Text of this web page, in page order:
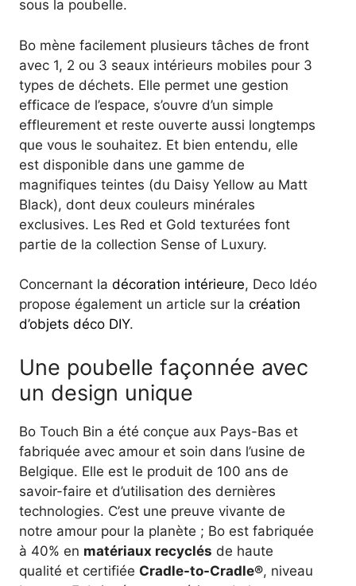
sous la poubelle.
Bo mène facilement plusieurs tâches de front
avec 1, 2 ou 3 seaux intérieurs mobiles pour 3
types de déchets. Elle permet une gestion
efficace de l’espace, s’ouvre d’un simple
effleurement et reste ouverte aussi longtemps
que vous le souhaitez. Et bien entendu, elle
est disponible dans une gamme de
magnifiques teintes (du Daisy Yellow au Matt
Black), dont deux couleurs minérales
exclusives. Les Red et Gold texturées font
partie de la collection Sense of Luxury.
Concernant ladécoration intérieure, Deco Idéo
propose également un article sur lacréation
d’objets déco DIY.
Une poubelle façonnée avec
un design unique
Bo Touch Bin a été conçue aux Pays-Bas et
fabriquée avec amour et soin dans l’usine de
Belgique. Elle est le produit de 100 ans de
savoir-faire et d’utilisation des dernières
technologies. C’est une preuve vivante de
notre amour pour la planète ; Bo est fabriquée
à 40% en matériaux recyclés de haute
qualité et certifiée Cradle-to-Cradle®, niveau